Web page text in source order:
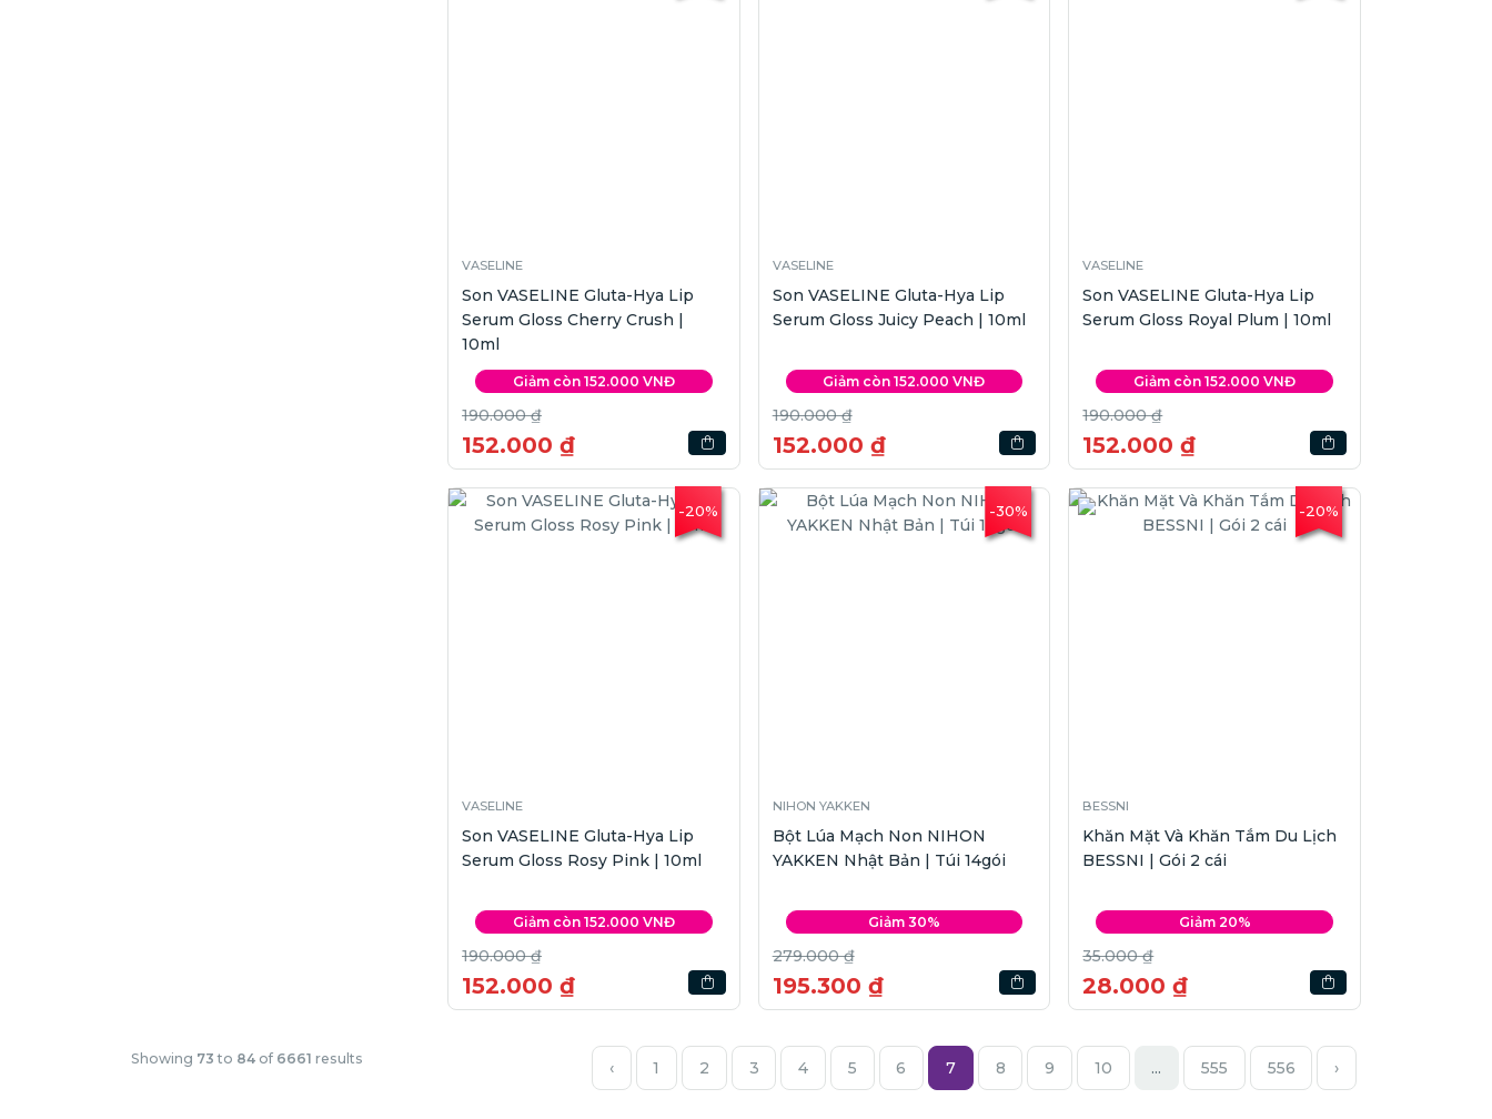
VASELINE
Son VASELINE Gluta-Hya Lip
Serum Gloss Cherry Crush |
10ml
Giảm còn 152.000 VNĐ
190.000 ₫
152.000 ₫
VASELINE
Son VASELINE Gluta-Hya Lip
Serum Gloss Juicy Peach | 10ml
Giảm còn 152.000 VNĐ
190.000 ₫
152.000 ₫
VASELINE
Son VASELINE Gluta-Hya Lip
Serum Gloss Royal Plum | 10ml
Giảm còn 152.000 VNĐ
190.000 ₫
152.000 ₫
-20%
VASELINE
Son VASELINE Gluta-Hya Lip
Serum Gloss Rosy Pink | 10ml
Giảm còn 152.000 VNĐ
190.000 ₫
152.000 ₫
-30%
NIHON YAKKEN
Bột Lúa Mạch Non NIHON
YAKKEN Nhật Bản | Túi 14gói
Giảm 30%
279.000 ₫
195.300 ₫
-20%
BESSNI
Khăn Mặt Và Khăn Tắm Du Lịch
BESSNI | Gói 2 cái
Giảm 20%
35.000 ₫
28.000 ₫
Showing 73 to 84 of 6661 results ‹ 1 2 3 4 5 6 7 8 9 10 ... 555 556 ›